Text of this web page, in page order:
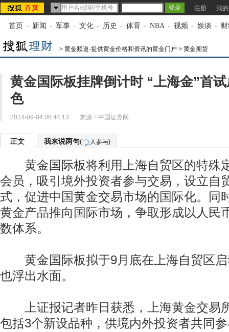
注册 我
首页 - 新闻 - 军事 - 文化 - 历史 - 体育 - NBA - 视频 - 娱谈 -
> 黄金频道-提供黄金价格和资讯的黄金门户 > 黄金期货
黄金国际板挂牌倒计时 “上海金”首
色
2014-09-04 08:44:13 来源： 中国证券网
正文 我来说两句( 人参与)
黄金国际板将利用上海自贸区的特殊
会员，吸引境外投资者参与交易，设立自
式，促进中国黄金交易市场的国际化。同
黄金产品推向国际市场，争取形成以人民
数体系。
黄金国际板拟于9月底在上海自贸区启
也浮出水面。
上证报记者昨日获悉，上海黄金交易
包括3个新设品种，供境内外投资者共同